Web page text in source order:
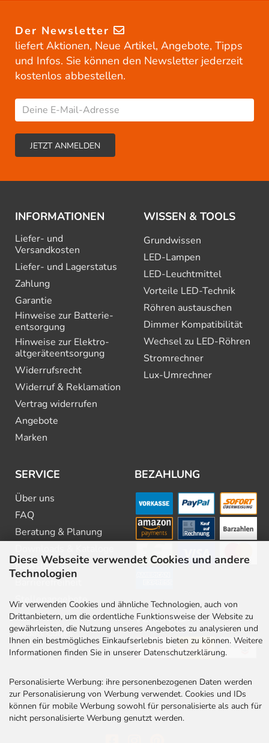
Diese Webseite verwendet Cookies und andere
Technologien
Wir verwenden Cookies und ähnliche Technologien, auch von
Drittanbietern, um die ordentliche Funktionsweise der Website zu
gewährleisten, die Nutzung unseres Angebotes zu analysieren und
Ihnen ein bestmögliches Einkaufserlebnis bieten zu können. Weitere
Informationen finden Sie in unserer Datenschutzerklärung.
Personalisierte Werbung: ihre personenbezogenen Daten werden
zur Personalisierung von Werbung verwendet. Cookies und IDs
können für mobile Werbung sowohl für personalisierte als auch für
nicht personalisierte Werbung genutzt werden.
Der Newsletter
liefert Aktionen, Neue Artikel, Angebote, Tipps
und Infos. Sie können den Newsletter jederzeit
kostenlos abbestellen.
INFORMATIONEN
Liefer- und
Versandkosten
Liefer- und Lagerstatus
Zahlung
Garantie
Hinweise zur Batterie­
entsorgung
Hinweise zur Elektro­
altgeräte­entsorgung
Widerrufsrecht
Widerruf & Reklamation
Vertrag widerrufen
Angebote
Marken
WISSEN & TOOLS
Grundwissen
LED-Lampen
LED-Leuchtmittel
Vorteile LED-Technik
Röhren austauschen
Dimmer Kompatibilität
Wechsel zu LED-Röhren
Stromrechner
Lux-Umrechner
SERVICE
Über uns
FAQ
Beratung & Planung
Newsletter
Barrierefreiheit
Stellenangebote
Kontakt
Rabatt Codes
BEZAHLUNG
VERSAND